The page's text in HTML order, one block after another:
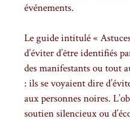
événements.
Le guide intitulé «
d’éviter d’être identifiés
des manifestants ou tout
: ils se voyaient dire
aux personnes noires.
soutien silencieux ou